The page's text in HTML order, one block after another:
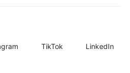
TikTok LinkedIn